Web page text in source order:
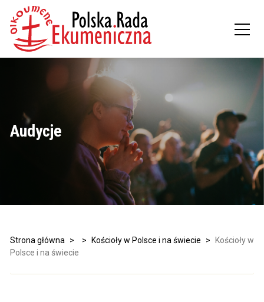
Audycje
Strona główna > > Kościoły w Polsce i na świecie >
Kościoły w
Polsce i na świecie